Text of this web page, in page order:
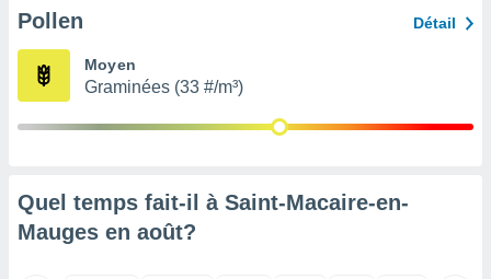
non
des
en
le
Pollen Détail
Moyen
Graminées (33 #/m³)
Quel temps fait-il à Saint-Macaire-en-
Mauges en août?